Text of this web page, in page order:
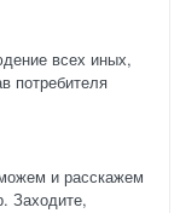
всех иных,
потребителя
и расскажем
Заходите,